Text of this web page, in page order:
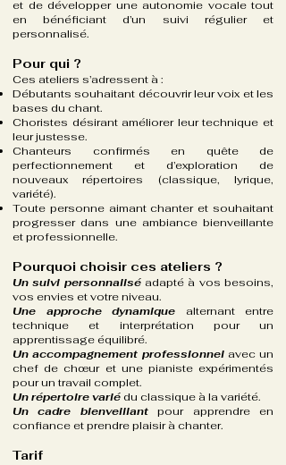
et de développer une autonomie vocale tout
en bénéficiant d’un suivi régulier et
personnalisé.
Pour qui ?
Ces ateliers s’adressent à :
Débutants souhaitant découvrir leur voix et les
bases du chant.
Choristes désirant améliorer leur technique et
leur justesse.
Chanteurs confirmés en quête de
perfectionnement et d’exploration de
nouveaux répertoires (classique, lyrique,
variété).
Toute personne aimant chanter et souhaitant
progresser dans une ambiance bienveillante
et professionnelle.
Pourquoi choisir ces ateliers ?
Un suivi personnaliséadapté à vos besoins,
vos envies et votre niveau.
Une approche dynamique alternant entre
technique et interprétation pour un
apprentissage équilibré.
Un accompagnement professionnel avec un
chef de chœur et une pianiste expérimentés
pour un travail complet.
Un répertoire varié du classique à la variété.
Un cadre bienveillantpour apprendre en
confiance et prendre plaisir à chanter.
Tarif